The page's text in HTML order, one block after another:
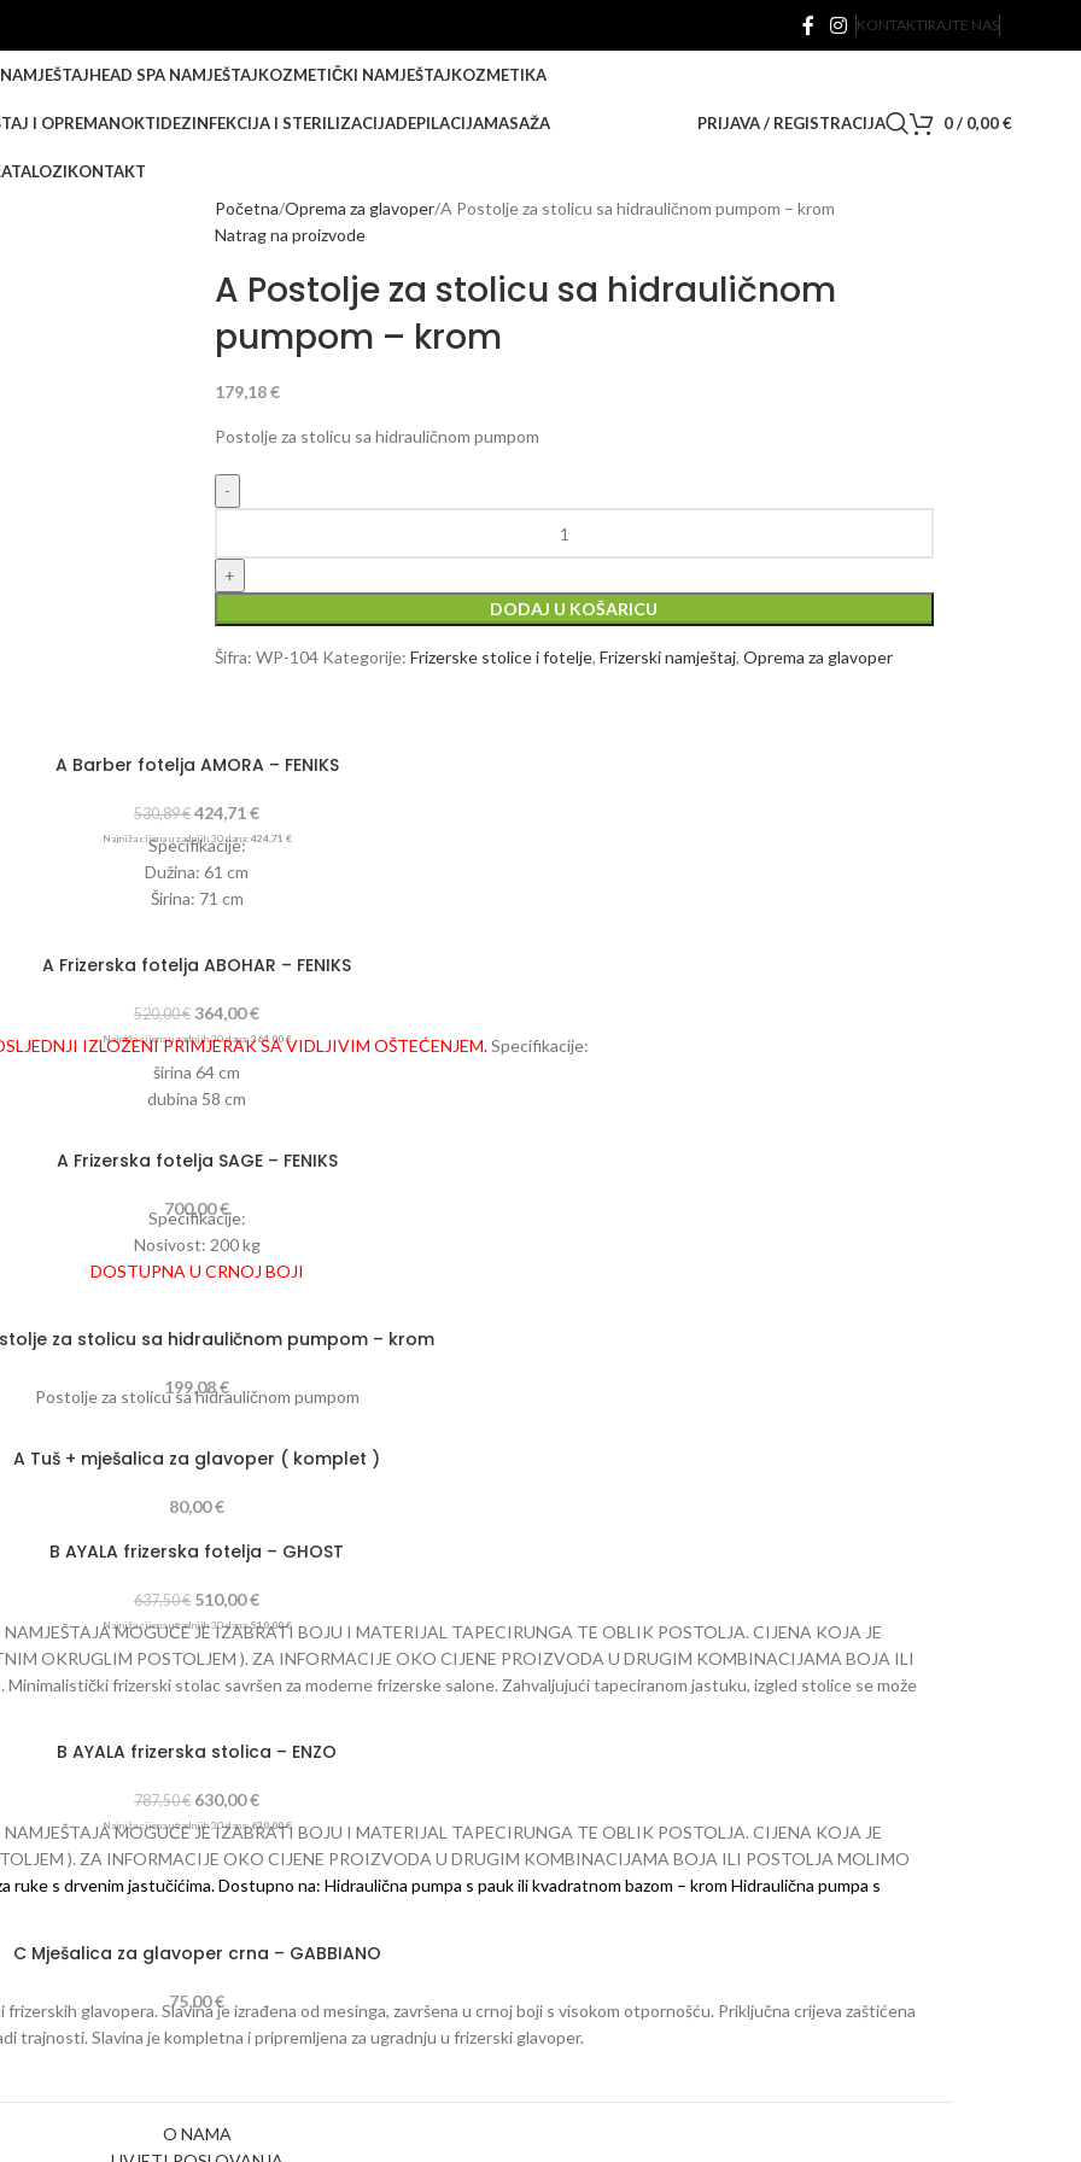
KONTAKTIRAJTE NAS
HEAD SPA NAMJEŠTAJKOZMETIČKI NAMJEŠTAJKOZMETIKA
I OPREMANOKTIDEZINFEKCIJA I STERILIZACIJADEPILACIJAMASAŽA
KONTAKT
PRIJAVA / REGISTRACIJA 0/ 0,00€
Početna Oprema za glavoper A Postolje za stolicu sa hidrauličnom pumpom – krom
Natrag na proizvode
A Postolje za stolicu sa hidrauličnom
pumpom – krom
179,18€
Postolje za stolicu sa hidrauličnom pumpom
DODAJ U KOŠARICU
Šifra: WP-104 Kategorije: Frizerske stolice i fotelje, Frizerski namještaj, Oprema za glavoper
A Barber fotelja AMORA – FENIKS
530,89€ 424,71€
Najniža cijena u zadnjih 30 dana: 424,71 €
Specifikacije:
Dužina: 61 cm
Širina: 71 cm
Podesiva visina te naslon za leđa i jastučić za glavu
Materijal postolja: Kromirano željezo
Boja postolja: Krom
Presvlaka: EKO koža
Boja presvlake: Crna
A Frizerska fotelja ABOHAR – FENIKS
520,00€ 364,00€
Najniža cijena u zadnjih 30 dana: 364,00 €
IZLOŽENI PRIMJERAK SA VIDLJIVIM OŠTEĆENJEM.Specifikacije:
širina 64cm
dubina 58 cm
A Frizerska fotelja SAGE – FENIKS
700,00€
Specifikacije:
Nosivost: 200 kg
DOSTUPNA U CRNOJ BOJI
Boja postolja: Krom
Presvlaka: EKO koža
Boja presvlake: Crna
Širina: 51 cm
za stolicu sa hidrauličnom pumpom – krom
199,08€
Postolje za stolicu sa hidrauličnom pumpom
A Tuš + mješalica za glavoper ( komplet )
80,00€
B AYALA frizerska fotelja – GHOST
637,50€ 510,00€
Najniža cijena u zadnjih 30 dana:510,00€
MOGUĆE JE IZABRATI BOJU I MATERIJAL TAPECIRUNGA TE OBLIK POSTOLJA. CIJENA KOJA JE
OKRUGLIM POSTOLJEM ). ZA INFORMACIJE OKO CIJENE PROIZVODA U DRUGIM KOMBINACIJAMA BOJA ILI
frizerski stolac savršen za moderne frizerske salone. Zahvaljujući tapeciranom jastuku, izgled stolice se može
– zlato Hidraulična pumpa tip TULIP s disk bazom – krom
boje je osjetljiviji, treba ga čistiti brisanjem mekom vlažnom krpom bez upotrebe kemikalija.
B AYALA frizerska stolica – ENZO
787,50€ 630,00€
Najniža cijena u zadnjih 30 dana:630,00€
MOGUĆE JE IZABRATI BOJU I MATERIJAL TAPECIRUNGA TE OBLIK POSTOLJA. CIJENA KOJA JE
). ZA INFORMACIJE OKO CIJENE PROIZVODA U DRUGIM KOMBINACIJAMA BOJA ILI POSTOLJA MOLIMO
ruke s drvenim jastučićima. Dostupno na: Hidraulična pumpa s pauk ili kvadratnom bazom – krom Hidraulična pumpa s
C Mješalica za glavoper crna – GABBIANO
75,00€
frizerskih glavopera. Slavina je izrađena od mesinga, završena u crnoj boji s visokom otpornošću. Priključna crijeva zaštićena
trajnosti. Slavina je kompletna i pripremljena za ugradnju u frizerski glavoper.
O NAMA